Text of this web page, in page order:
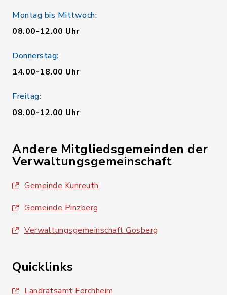
Montag bis Mittwoch:
08.00-12.00 Uhr
Donnerstag:
14.00-18.00 Uhr
Freitag:
08.00-12.00 Uhr
Andere Mitgliedsgemeinden der
Verwaltungsgemeinschaft
Gemeinde Kunreuth
Gemeinde Pinzberg
Verwaltungsgemeinschaft Gosberg
Quicklinks
Landratsamt Forchheim